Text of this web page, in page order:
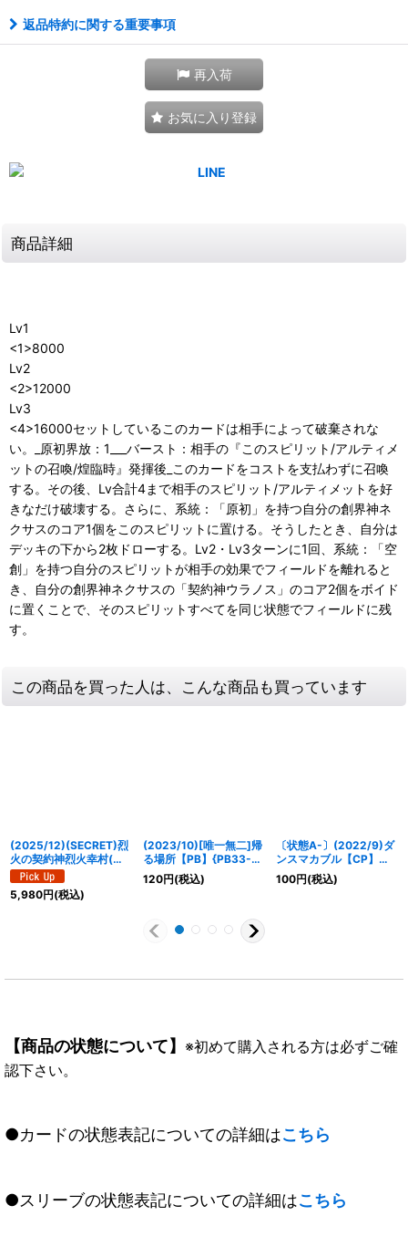
返品特約に関する重要事項
再入荷
お気に入り登録
商品詳細
Lv1
<1>8000
Lv2
<2>12000
Lv3
<4>16000セットしているこのカードは相手によって破棄されな
い。_原初界放：1___バースト：相手の『このスピリット/アルティメ
ットの召喚/煌臨時』発揮後_このカードをコストを支払わずに召喚
する。その後、Lv合計4まで相手のスピリット/アルティメットを好
きなだけ破壊する。さらに、系統：「原初」を持つ自分の創界神ネ
クサスのコア1個をこのスピリットに置ける。そうしたとき、自分は
デッキの下から2枚ドローする。Lv2・Lv3ターンに1回、系統：「空
創」を持つ自分のスピリットが相手の効果でフィールドを離れると
き、自分の創界神ネクサスの「契約神ウラノス」のコア2個をボイド
に置くことで、そのスピリットすべてを同じ状態でフィールドに残
す。
この商品を買った人は、こんな商品も買っています
(2025/12)(SECRET)烈
火の契約神烈火幸村(ア
ニメ背景)【CP-SEC】
{BS73-CP01}《赤》
5,980円(税込)
(2023/10)[唯一無二]帰
る場所【PB】{PB33-
003}《緑》
120円(税込)
〔状態A-〕(2022/9)ダ
ンスマカブル【CP】
{BS60-CP01}《紫》
100円(税込)
【商品の状態について】 ※初めて購入される方は必ずご確
認下さい。
●カードの状態表記についての詳細はこちら
●スリーブの状態表記についての詳細はこちら